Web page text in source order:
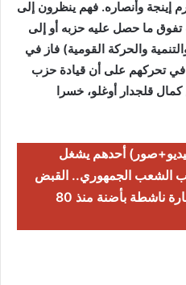
إينجة وأنصاره. فهم ينظرون إلى
ما حصل عليه حزبه أو إلى
والحركة القومية) فاز في
في تحركهم على أن قيادة حزب
قلجدار أوغلو، خسرا
أحدهم يشغل
الشعب الجمهوري.. القبض
على شبكة دعارة ناشطة بأضنة منذ 80